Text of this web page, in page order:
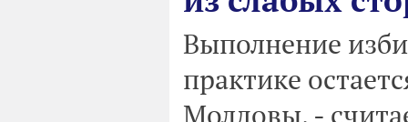
Выполнение
практике
Молдовы, -